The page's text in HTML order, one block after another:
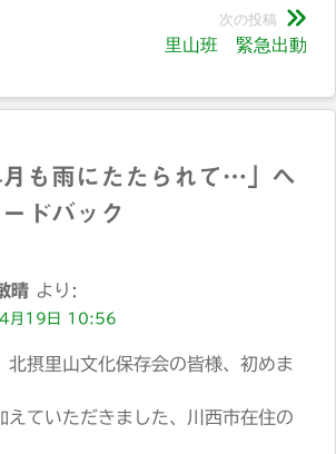
次の投稿
投
里山班 緊急出動
月も雨にたたられて… 」へ
ドバック
晴 より:
月19日 10:56
北摂里山文化保存会の皆様、初めま
えていただきました、川西市在住の